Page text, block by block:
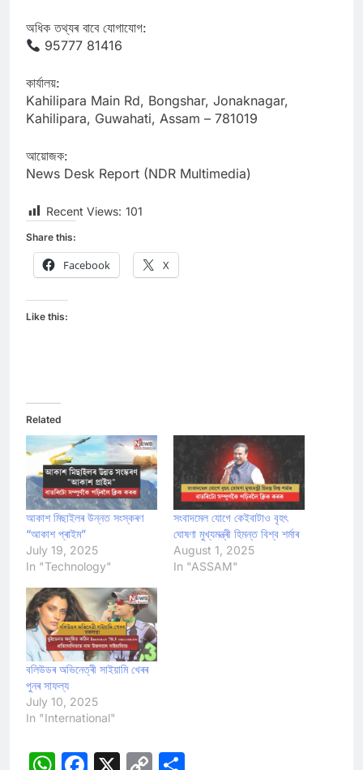
অধিক তথ্যৰ বাবে যোগাযোগ:
95777 81416
কাৰ্যালয়:
Kahilipara Main Rd, Bongshar, Jonaknagar,
Kahilipara, Guwahati, Assam – 781019
আয়োজক:
News Desk Report (NDR Multimedia)
Recent Views: 101
Share this:
Facebook X
Like this:
Related
আকাশ মিছাইলৰ উন্নত সংস্কৰণ
“আকাশ প্ৰাইম”
July 19, 2025
In "Technology"
সংবাদমেল যোগে কেইবাটাও বৃহৎ
ঘোষণা মুখ্যমন্ত্ৰী হিমন্ত বিশ্ব শৰ্মাৰ
August 1, 2025
In "ASSAM"
বলিউডৰ অভিনেত্ৰী সাইয়ামি খেৰৰ
পুনৰ সাফল্য
July 10, 2025
In "International"